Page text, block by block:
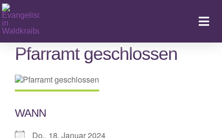
Zum
Inhalt
springen
Pfarramt geschlossen
WANN
Do., 18. Januar 2024